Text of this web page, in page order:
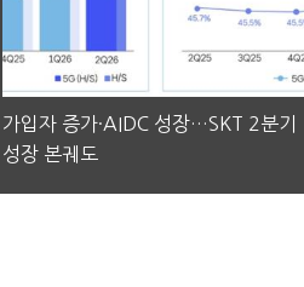
가입자 증가·AIDC 성장…SKT 2분기
성장 본궤도